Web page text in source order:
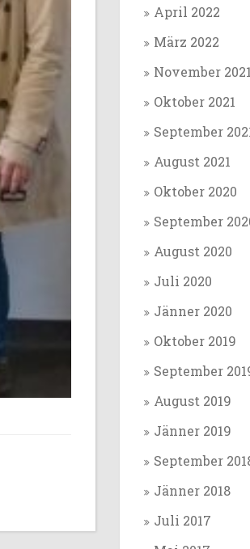
April 2022
März 2022
November 2021
Oktober 2021
September
August 2021
Oktober 2020
September
August 2020
Juli 2020
Jänner 2020
Oktober 2019
September
August 2019
Jänner 2019
September
Jänner 2018
Juli 2017